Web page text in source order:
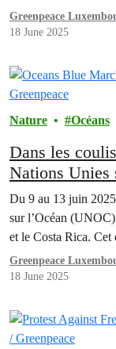
Greenpeace
18 June 2025
Nature Océans
Dans les
Nations Unies
Du 9 au 13 juin
sur l’Océan (UNOC)
et le Costa Rica.
Greenpeace
18 June 2025